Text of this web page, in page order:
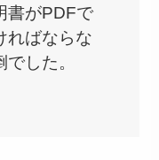
書がPDFで
ればならな
した。